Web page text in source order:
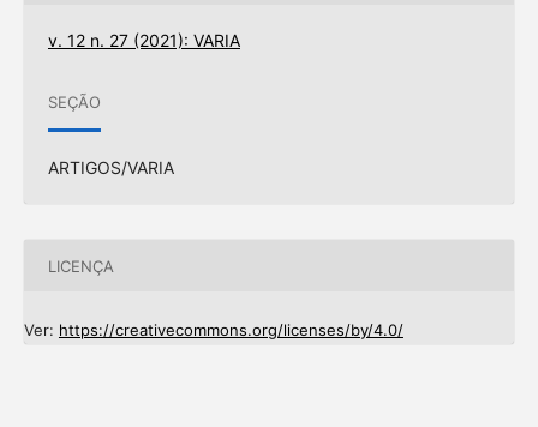
v. 12 n. 27 (2021): VARIA
SEÇÃO
ARTIGOS/VARIA
LICENÇA
Ver: https://creativecommons.org/licenses/by/4.0/